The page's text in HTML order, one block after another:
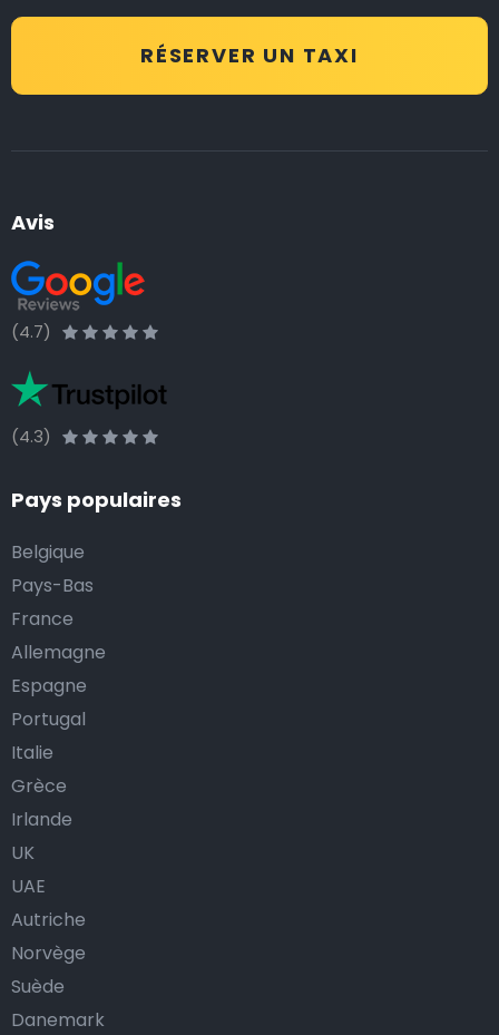
RÉSERVER UN TAXI
Avis
(4.7)
(4.3)
Pays populaires
Belgique
Pays-Bas
France
Allemagne
Espagne
Portugal
Italie
Grèce
Irlande
UK
UAE
Autriche
Norvège
Suède
Danemark